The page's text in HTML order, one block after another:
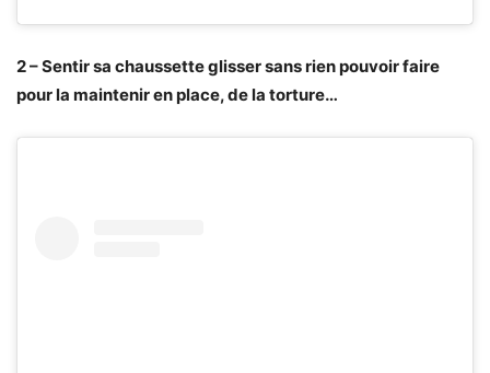
2 – Sentir sa chaussette glisser sans rien pouvoir faire
pour la maintenir en place, de la torture…